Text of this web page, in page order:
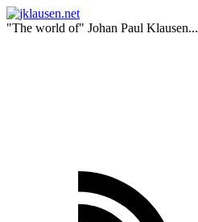
"The world of" Johan Paul Klausen...